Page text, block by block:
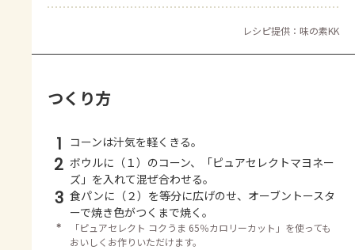
レシピ提供：味の素KK
つくり方
1 コーンは汁気を軽くきる。
2 ボウルに（１）のコーン、「ピュアセレクトマヨネー
ズ」を入れて混ぜ合わせる。
3 食パンに（２）を等分に広げのせ、オーブントースタ
ーで焼き色がつくまで焼く。
＊
「ピュアセレクト コクうま 65％カロリーカット」を使っても
おいしくお作りいただけます。